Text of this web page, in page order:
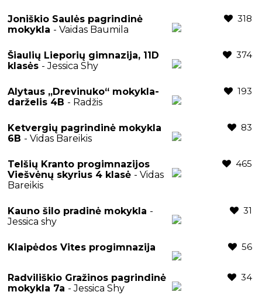
Joniškio Saulės pagrindinė
mokykla - Vaidas Baumila
318
Šiaulių Lieporių gimnazija, 11D
klasės - Jessica Shy
374
Alytaus „Drevinuko“ mokykla-
darželis 4B - Radžis
193
Ketvergių pagrindinė mokykla
6B - Vidas Bareikis
83
Telšių Kranto progimnazijos
Viešvėnų skyrius 4 klasė - Vidas
Bareikis
465
Kauno šilo pradinė mokykla -
Jessica shy
31
Klaipėdos Vites progimnazija 56
Radviliškio Gražinos pagrindinė
mokykla 7a - Jessica Shy
34